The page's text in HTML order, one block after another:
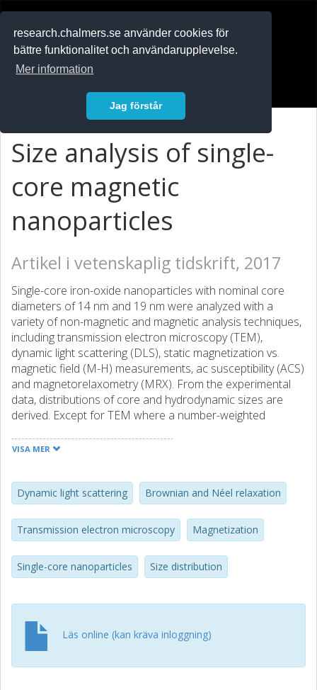
research.chalmers.se använder cookies för
bättre funktionalitet och användarupplevelse.
Mer information
Jag förstår
Size analysis of single-
core magnetic
nanoparticles
Artikel i vetenskaplig tidskrift, 2017
Single-core iron-oxide nanoparticles with nominal core
diameters of 14 nm and 19 nm were analyzed with a
variety of non-magnetic and magnetic analysis techniques,
including transmission electron microscopy (TEM),
dynamic light scattering (DLS), static magnetization vs.
magnetic field (M-H) measurements, ac susceptibility (ACS)
and magnetorelaxometry (MRX). From the experimental
data, distributions of core and hydrodynamic sizes are
derived. Except for TEM where a number-weighted
in order to determine size distributions from the
agree well although they are based on different models
(Langevin function, Brownian and Néel relaxation times).
Especially for the sample with large cores, particle
interaction effects come into play, causing agglomerates
which were detected in DLS, ACS and MRX
measurements. We observed that the number and size of
diluting the suspension.
VISA MER
Dynamic light scattering Brownian and Néel relaxation
Transmission electron microscopy Magnetization
Single-core nanoparticles Size distribution
Läs online (kan kräva inloggning)